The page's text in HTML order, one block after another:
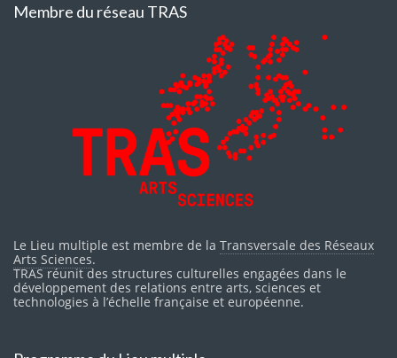
Membre du réseau TRAS
Le Lieu multiple est membre de la Transversale des Réseaux
Arts Sciences.
TRAS réunit des structures culturelles engagées dans le
développement des relations entre arts, sciences et
technologies à l’échelle française et européenne.